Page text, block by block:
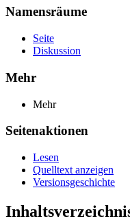
Namensräume
Seite
Diskussion
Mehr
Mehr
Seitenaktionen
Lesen
Quelltext anzeigen
Versionsgeschichte